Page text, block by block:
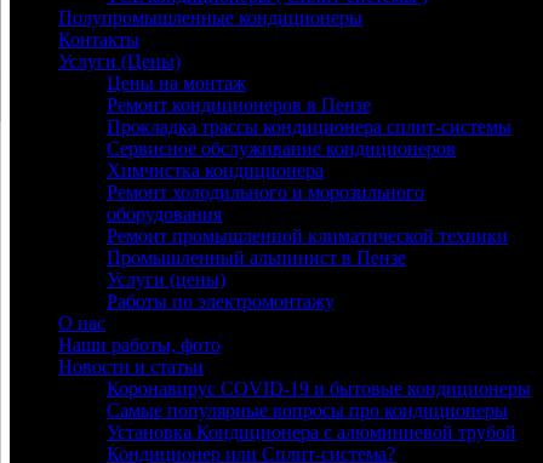
Полупромышленные кондиционеры
Контакты
Услуги (Цены)
Цены на монтаж
Ремонт кондиционеров в Пензе
Прокладка трассы кондиционера сплит-системы
Сервисное обслуживание кондиционеров
Химчистка кондиционера
Ремонт холодильного и морозильного
оборудования
Ремонт промышленной климатической техники
Промышленный альпинист в Пензе
Услуги (цены)
Работы по электромонтажу
О нас
Наши работы, фото
Новости и статьи
Коронавирус COVID-19 и бытовые кондиционеры
Самые популярные вопросы про кондиционеры
Установка Кондиционера с алюминиевой трубой
Кондиционер или Сплит-система?